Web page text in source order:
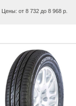
Цены: от 8 732 до 8 968 р.